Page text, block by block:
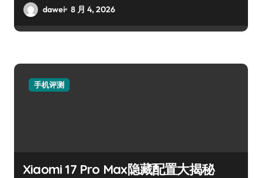
dawei 8 月 4, 2026
手机评测
Xiaomi 17 Pro Max隐藏配置大揭秘